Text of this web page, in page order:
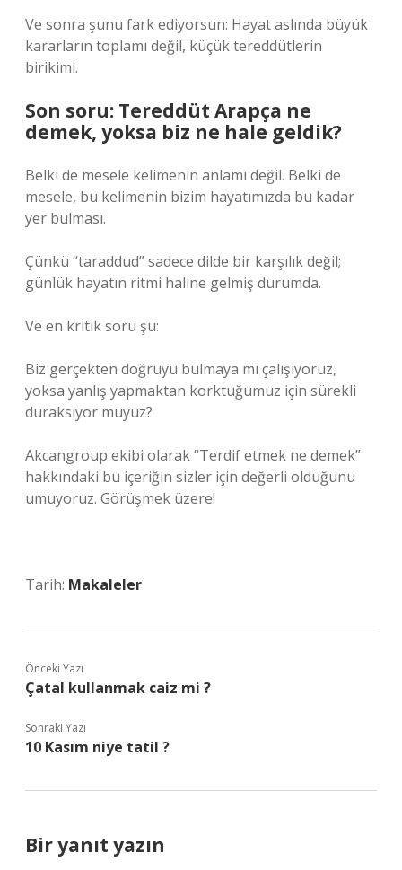
Ve sonra şunu fark ediyorsun: Hayat aslında büyük
kararların toplamı değil, küçük tereddütlerin
birikimi.
Son soru: Tereddüt Arapça ne
demek, yoksa biz ne hale geldik?
Belki de mesele kelimenin anlamı değil. Belki de
mesele, bu kelimenin bizim hayatımızda bu kadar
yer bulması.
Çünkü “taraddud” sadece dilde bir karşılık değil;
günlük hayatın ritmi haline gelmiş durumda.
Ve en kritik soru şu:
Biz gerçekten doğruyu bulmaya mı çalışıyoruz,
yoksa yanlış yapmaktan korktuğumuz için sürekli
duraksıyor muyuz?
Akcangroup ekibi olarak “Terdif etmek ne demek”
hakkındaki bu içeriğin sizler için değerli olduğunu
umuyoruz. Görüşmek üzere!
Tarih: Makaleler
Önceki Yazı
Çatal kullanmak caiz mi ?
Sonraki Yazı
10 Kasım niye tatil ?
Bir yanıt yazın